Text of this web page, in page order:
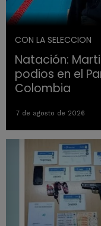
CON LA SELECCION
Natación:
podios en el
Colombia
7 de agosto de 2026